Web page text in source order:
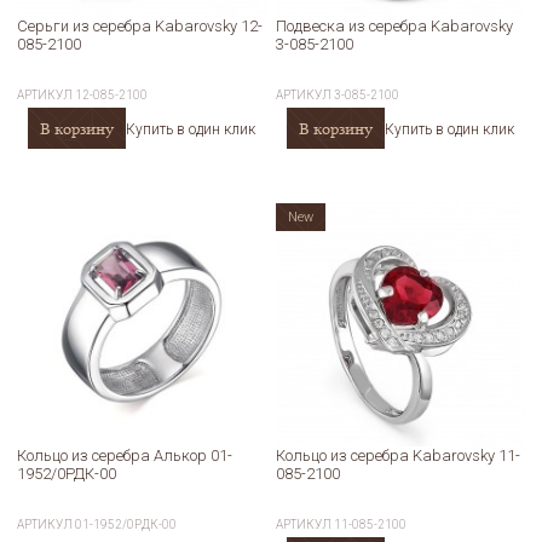
Серьги из серебра Kabarovsky 12-
085-2100
АРТИКУЛ 12-085-2100
В корзину Купить в один клик
Подвеска из серебра Kabarovsky
3-085-2100
АРТИКУЛ 3-085-2100
В корзину Купить в один клик
Кольцо из серебра Алькор 01-
1952/0РДК-00
АРТИКУЛ01-1952/0РДК-00
Кольцо из серебра Kabarovsky 11-
085-2100
АРТИКУЛ 11-085-2100
New